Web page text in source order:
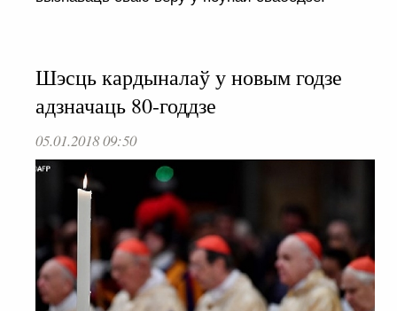
Шэсць кардыналаў у новым годзе
адзначаць 80-годдзе
05.01.2018 09:50